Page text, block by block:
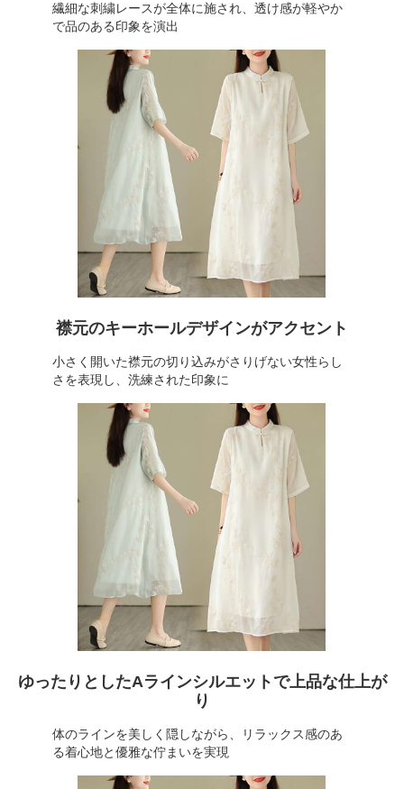
繊細な刺繍レースが全体に施され、透け感が軽やか
で品のある印象を演出
襟元のキーホールデザインがアクセント
小さく開いた襟元の切り込みがさりげない女性らし
さを表現し、洗練された印象に
ゆったりとしたAラインシルエットで上品な仕上が
り
体のラインを美しく隠しながら、リラックス感のあ
る着心地と優雅な佇まいを実現